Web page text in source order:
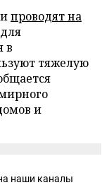
проводят на
для
в
тяжелую
и
наши каналы